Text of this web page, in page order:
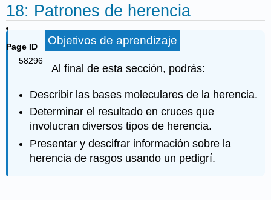
18: Patrones de herencia
Page ID
58296
Objetivos de aprendizaje
Al final de esta sección, podrás:
Describir las bases moleculares de la herencia.
Determinar el resultado en cruces que
involucran diversos tipos de herencia.
Presentar y descifrar información sobre la
herencia de rasgos usando un pedigrí.